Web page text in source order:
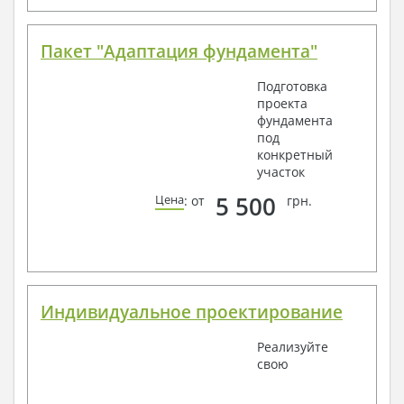
Пакет "Адаптация фундамента"
Подготовка
проекта
фундамента
под
конкретный
участок
Цена: от 5 500 грн.
Индивидуальное проектирование
Реализуйте
свою